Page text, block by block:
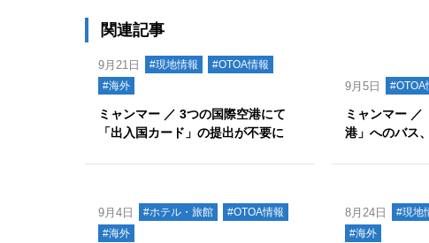
関連記事
9月21日 #現地情報
#OTOA情報
#海外
ミャンマー ／ 3つの国際空港にて
「出入国カード」の提出が不要に
9月5日 #OTOA
ミャンマー ／
港」へのバス
9月4日 #ホテル・旅館
#OTOA情報
#海外
8月24日 #現地
#海外